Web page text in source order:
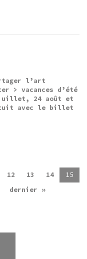
l’art
> vacances d’été
24 août et
avec le billet
12 13 14
15
dernier »